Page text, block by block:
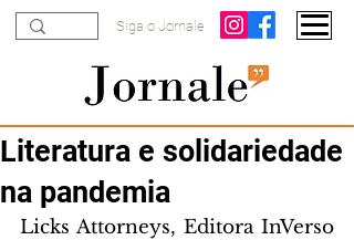
Siga o Jornale
Literatura e solidariedade
na pandemia
Licks Attorneys, Editora InVerso